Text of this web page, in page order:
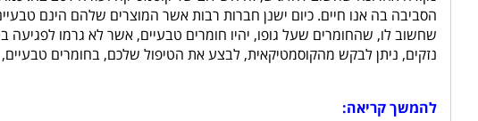
הסביבה בה אנו חיים. כיום ישנן חברות רבות אשר המוצרים שלהם הינם
שחשוב לו, שהחומרים שעל גופו, יהיו חומרים טבעיים, אשר לא גרמו לפגיעה
נזקים, ניתן לבקש מהקוסמטיקאית, לבצע את הטיפול שלכם, בחומרים טבעיים,
להמשך קריאה: